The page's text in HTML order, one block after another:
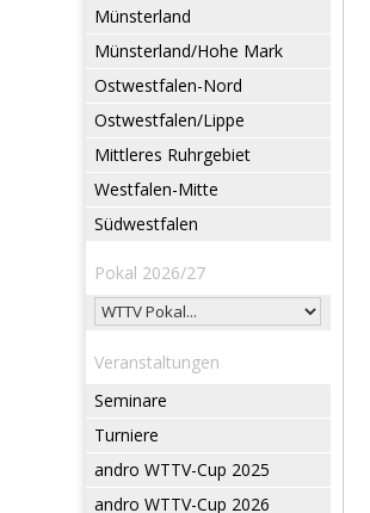
Münsterland
Münsterland/Hohe Mark
Ostwestfalen-Nord
Ostwestfalen/Lippe
Mittleres Ruhrgebiet
Westfalen-Mitte
Südwestfalen
Pokal 2026/27
Veranstaltungen
Seminare
Turniere
andro WTTV-Cup 2025
andro WTTV-Cup 2026